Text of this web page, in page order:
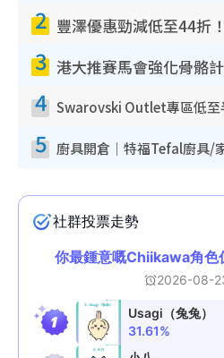
2
3
4
5